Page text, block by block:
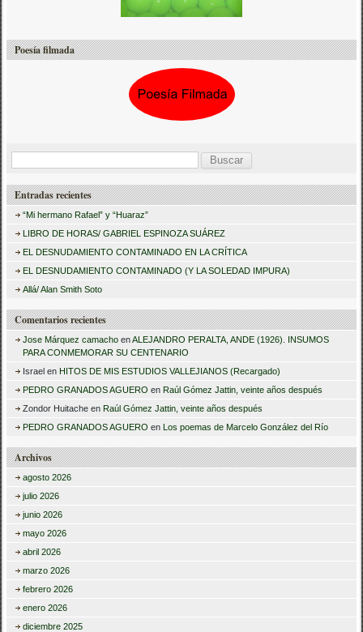
Poesía filmada
s
r
Entradas recientes
“Mi hermano Rafael” y “Huaraz”
LIBRO DE HORAS/ GABRIEL ESPINOZA SUÁREZ
EL DESNUDAMIENTO CONTAMINADO EN LA CRÍTICA
EL DESNUDAMIENTO CONTAMINADO (Y LA SOLEDAD IMPURA)
Allá/ Alan Smith Soto
Comentarios recientes
Jose Márquez camacho enALEJANDRO PERALTA, ANDE (1926). INSUMOS
PARA CONMEMORAR SU CENTENARIO
Israel en HITOS DE MIS ESTUDIOS VALLEJIANOS (Recargado)
PEDRO GRANADOS AGUERO en Raúl Gómez Jattin, veinte años después
Zondor Huitache en Raúl Gómez Jattin, veinte años después
PEDRO GRANADOS AGUERO en Los poemas de Marcelo González del Río
Archivos
agosto 2026
julio 2026
junio 2026
mayo 2026
abril 2026
marzo 2026
febrero 2026
enero 2026
diciembre 2025